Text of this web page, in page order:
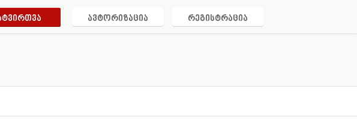
ავტორიზაცია რეგისტრაცია